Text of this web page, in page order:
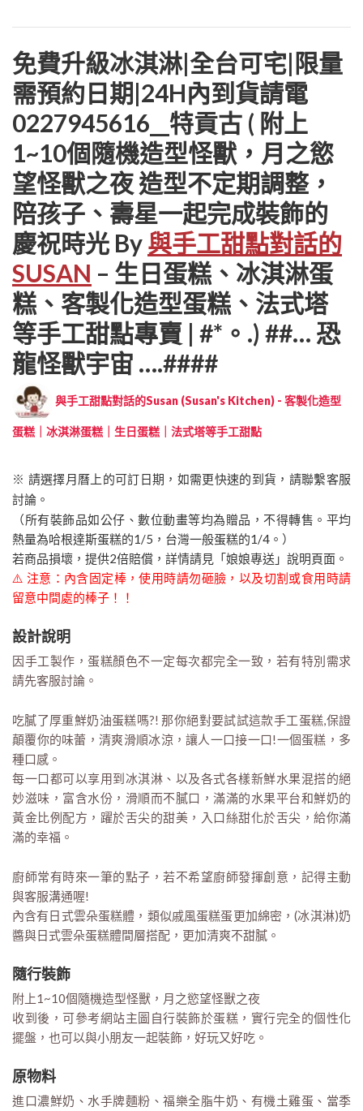
免費升級冰淇淋|全台可宅|限量
需預約日期|24H內到貨請電
0227945616__特貢古 ( 附上
1~10個隨機造型怪獸，月之慾
望怪獸之夜 造型不定期調整，
陪孩子、壽星一起完成裝飾的
慶祝時光 By與手工甜點對話的
SUSAN – 生日蛋糕、冰淇淋蛋
糕、客製化造型蛋糕、法式塔
等手工甜點專賣 | #*。.) ##… 恐
龍怪獸宇宙 ….####
與手工甜點對話的Susan (Susan's Kitchen) - 客製化造型
蛋糕｜冰淇淋蛋糕｜生日蛋糕｜法式塔等手工甜點
※ 請選擇月曆上的可訂日期，如需更快速的到貨，請聯繫客服
討論。
（所有裝飾品如公仔、數位動畫等均為贈品，不得轉售。平均
熱量為哈根達斯蛋糕的1/5，台灣一般蛋糕的1/4。）
若商品損壞，提供2倍賠償，詳情請見「娘娘專送」說明頁面。
⚠️ 注意：內含固定棒，使用時請勿砸臉，以及切割或食用時請
留意中間處的棒子！！
設計說明
因手工製作，蛋糕顏色不一定每次都完全一致，若有特別需求
請先客服討論。
吃膩了厚重鮮奶油蛋糕嗎?! 那你絕對要試試這款手工蛋糕,保證
顛覆你的味蕾，清爽滑順冰涼，讓人一口接一口!一個蛋糕，多
種口感。
每一口都可以享用到冰淇淋、以及各式各樣新鮮水果混搭的絕
妙滋味，富含水份，滑順而不膩口，滿滿的水果平台和鮮奶的
黃金比例配方，躍於舌尖的甜美，入口絲甜化於舌尖，給你滿
滿的幸福。
廚師常有時來一筆的點子，若不希望廚師發揮創意，記得主動
與客服溝通喔!
內含有日式雲朵蛋糕體，類似戚風蛋糕蛋更加綿密，(冰淇淋)奶
醬與日式雲朵蛋糕體間層搭配，更加清爽不甜膩。
隨行裝飾
附上1~10個隨機造型怪獸，月之慾望怪獸之夜
收到後，可參考網站主圖自行裝飾於蛋糕，實行完全的個性化
擺盤，也可以與小朋友一起裝飾，好玩又好吃。
原物料
進口濃鮮奶、水手牌麵粉、福樂全脂牛奶、有機土雞蛋、當季